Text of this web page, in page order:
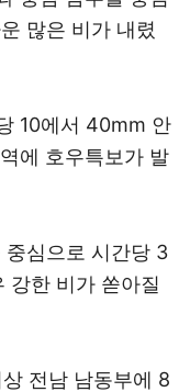
많은 비가 내렸
10에서 40mm 안
에 호우특보가 발
중심으로 시간당 3
강한 비가 쏟아질
전남 남동부에 8